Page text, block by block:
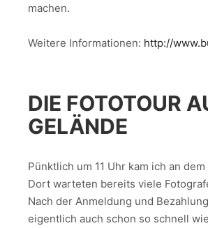
machen.
Weitere Informationen: http://
DIE FOTOTOUR
GELÄNDE
Pünktlich um 11 Uhr kam ich an dem
Dort warteten bereits viele
Nach der Anmeldung und
eigentlich auch schon so schnell